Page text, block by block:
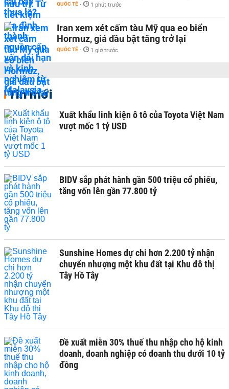
QUỐC TẾ - 1 phút trước
Iran xem xét cấm tàu Mỹ qua eo biển
Hormuz, giá dầu bật tăng trở lại
QUỐC TẾ - 1 giờ trước
Tin mới
Xuất khẩu linh kiện ô tô của Toyota Việt Nam
vượt mốc 1 tỷ USD
BIDV sắp phát hành gần 500 triệu cổ phiếu,
tăng vốn lên gần 77.800 tỷ
Sunshine Homes dự chi hơn 2.200 tỷ nhận
chuyển nhượng một khu đất tại Khu đô thị
Tây Hồ Tây
Đề xuất miễn 30% thuế thu nhập cho hộ kinh
doanh, doanh nghiệp có doanh thu dưới 10 tỷ
đồng